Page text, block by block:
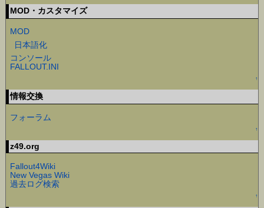
MOD・カスタマイズ
MOD
日本語化
コンソール
FALLOUT.INI
↑
情報交換
フォーラム
↑
z49.org
Fallout4Wiki
New Vegas Wiki
過去ログ検索
↑